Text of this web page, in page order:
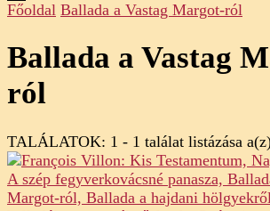
Főoldal Ballada a Vastag Margot-ról
Ballada a Vastag
ról
TALÁLATOK: 1 - 1 találat listázása